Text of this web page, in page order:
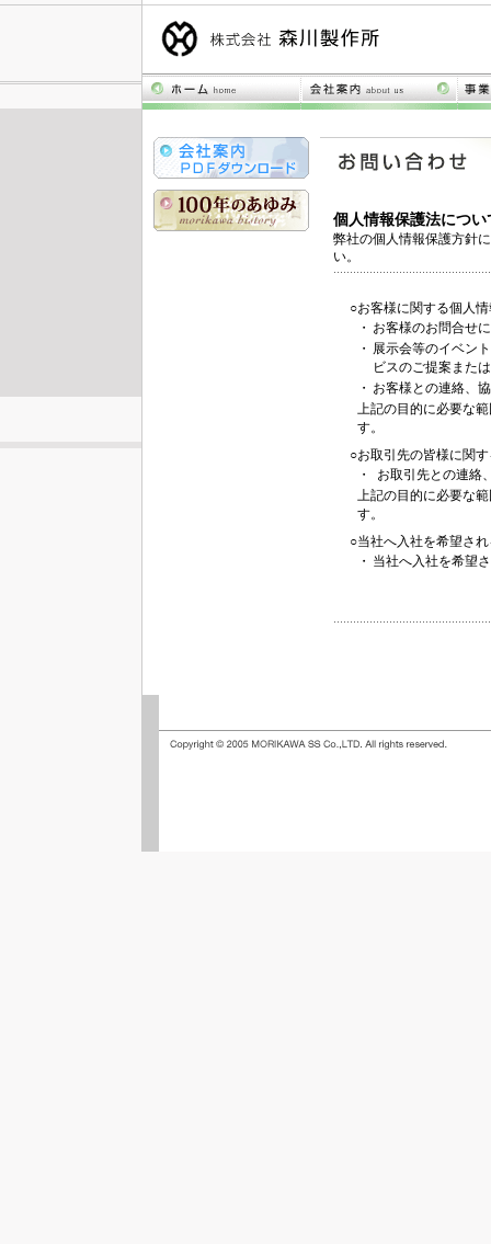
個人情報保護法につい
弊社の個人情報保護方針
い。
○お客様に関する個人
・ お客様のお問合せ
・ 展示会等のイベン
ビスのご提案また
・ お客様との連絡、
上記の目的に必要な
す。
○お取引先の皆様に関
・
お取引先との連絡
上記の目的に必要な
す。
○当社へ入社を希望さ
・ 当社へ入社を希望